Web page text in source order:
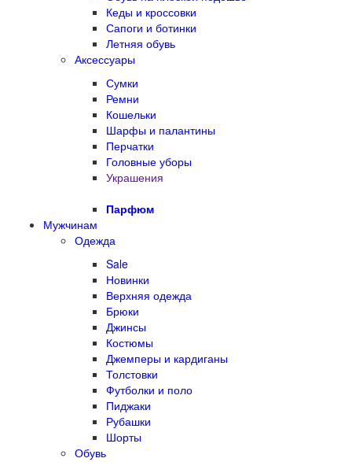
Кеды и кроссовки
Сапоги и ботинки
Летняя обувь
Аксессуары
Сумки
Ремни
Кошельки
Шарфы и палантины
Перчатки
Головные уборы
Украшения
Парфюм
Мужчинам
Одежда
Sale
Новинки
Верхняя одежда
Брюки
Джинсы
Костюмы
Джемперы и кардиганы
Толстовки
Футболки и поло
Пиджаки
Рубашки
Шорты
Обувь